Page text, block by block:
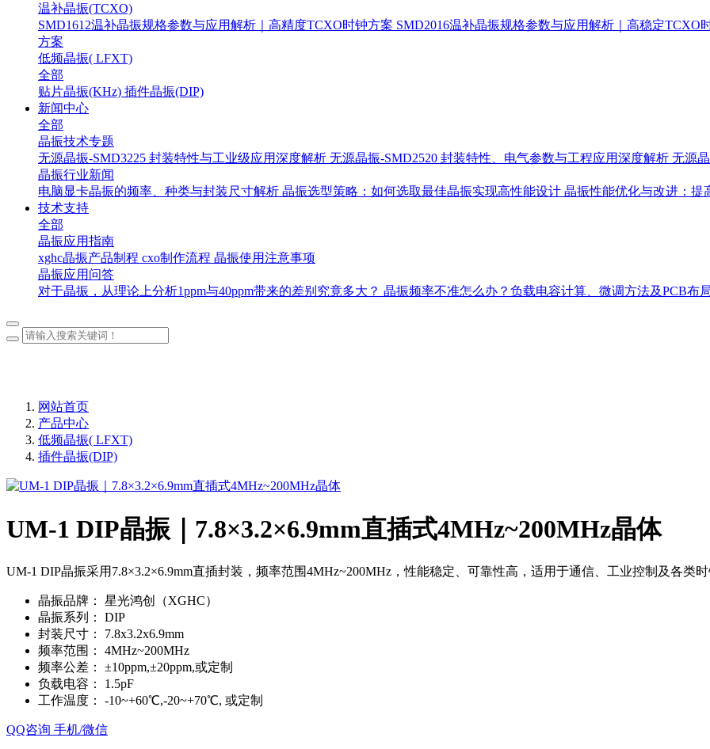
温补晶振(TCXO)
SMD1612温补晶振规格参数与应用解析｜高精度TCXO时钟方案 SMD2016温补晶振规格参数与应用解析｜高稳定TCXO
方案
低频晶振( LFXT)
全部
贴片晶振(KHz) 插件晶振(DIP)
新闻中心
全部
晶振技术专题
无源晶振-SMD3225 封装特性与工业级应用深度解析 无源晶振-SMD2520 封装特性、电气参数与工程应用深度解析 无源
晶振行业新闻
电脑显卡晶振的频率、种类与封装尺寸解析 晶振选型策略：如何选取最佳晶振实现高性能设计 晶振性能优化与改进：提
技术支持
全部
晶振应用指南
xghc晶振产品制程 cxo制作流程 晶振使用注意事项
晶振应用问答
对于晶振，从理论上分析1ppm与40ppm带来的差别究竟多大？ 晶振频率不准怎么办？负载电容计算、微调方法及PCB布
网站首页
产品中心
低频晶振( LFXT)
插件晶振(DIP)
UM-1 DIP晶振｜7.8×3.2×6.9mm直插式4MHz~200MHz晶体
UM-1 DIP晶振采用7.8×3.2×6.9mm直插封装，频率范围4MHz~200MHz，性能稳定、可靠性高，适用于通信、工业控制及各类时
晶振品牌：
星光鸿创（XGHC）
晶振系列：
DIP
封装尺寸：
7.8x3.2x6.9mm
频率范围：
4MHz~200MHz
频率公差：
±10ppm,±20ppm,或定制
负载电容：
1.5pF
工作温度：
-10~+60℃,-20~+70℃, 或定制
QQ咨询 手机/微信